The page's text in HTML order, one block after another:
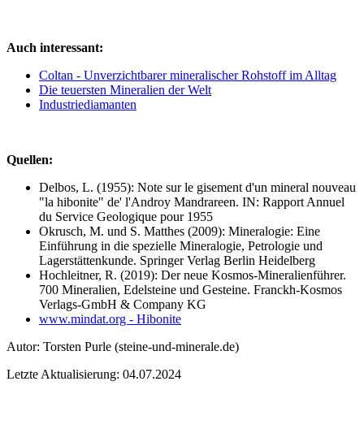
Auch interessant:
Coltan - Unverzichtbarer mineralischer Rohstoff im Alltag
Die teuersten Mineralien der Welt
Industriediamanten
Quellen:
Delbos, L. (1955): Note sur le gisement d'un mineral nouveau
"la hibonite" de' l'Androy Mandrareen. IN: Rapport Annuel
du Service Geologique pour 1955
Okrusch, M. und S. Matthes (2009): Mineralogie: Eine
Einführung in die spezielle Mineralogie, Petrologie und
Lagerstättenkunde. Springer Verlag Berlin Heidelberg
Hochleitner, R. (2019): Der neue Kosmos-Mineralienführer.
700 Mineralien, Edelsteine und Gesteine. Franckh-Kosmos
Verlags-GmbH & Company KG
www.mindat.org - Hibonite
Autor: Torsten Purle (steine-und-minerale.de)
Letzte Aktualisierung: 04.07.2024